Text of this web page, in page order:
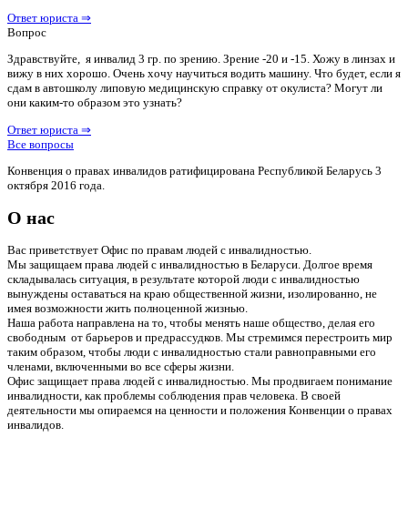
Ответ юриста ⇒
Вопрос
Здравствуйте, я инвалид 3 гр. по зрению. Зрение -20 и -15. Хожу в линзах и
вижу в них хорошо. Очень хочу научиться водить машину. Что будет, если я
сдам в автошколу липовую медицинскую справку от окулиста? Могут ли
они каким-то образом это узнать?
Ответ юриста ⇒
Все вопросы
Конвенция о правах инвалидов ратифицирована Республикой Беларусь 3
октября 2016 года.
О нас
Вас приветствует Офис по правам людей с инвалидностью.
Мы защищаем права людей с инвалидностью в Беларуси. Долгое время
складывалась ситуация, в результате которой люди с инвалидностью
вынуждены оставаться на краю общественной жизни, изолированно, не
имея возможности жить полноценной жизнью.
Наша работа направлена на то, чтобы менять наше общество, делая его
свободным от барьеров и предрассудков. Мы стремимся перестроить мир
таким образом, чтобы люди с инвалидностью стали равноправными его
членами, включенными во все сферы жизни.
Офис защищает права людей с инвалидностью. Мы продвигаем понимание
инвалидности, как проблемы соблюдения прав человека. В своей
деятельности мы опираемся на ценности и положения Конвенции о правах
инвалидов.